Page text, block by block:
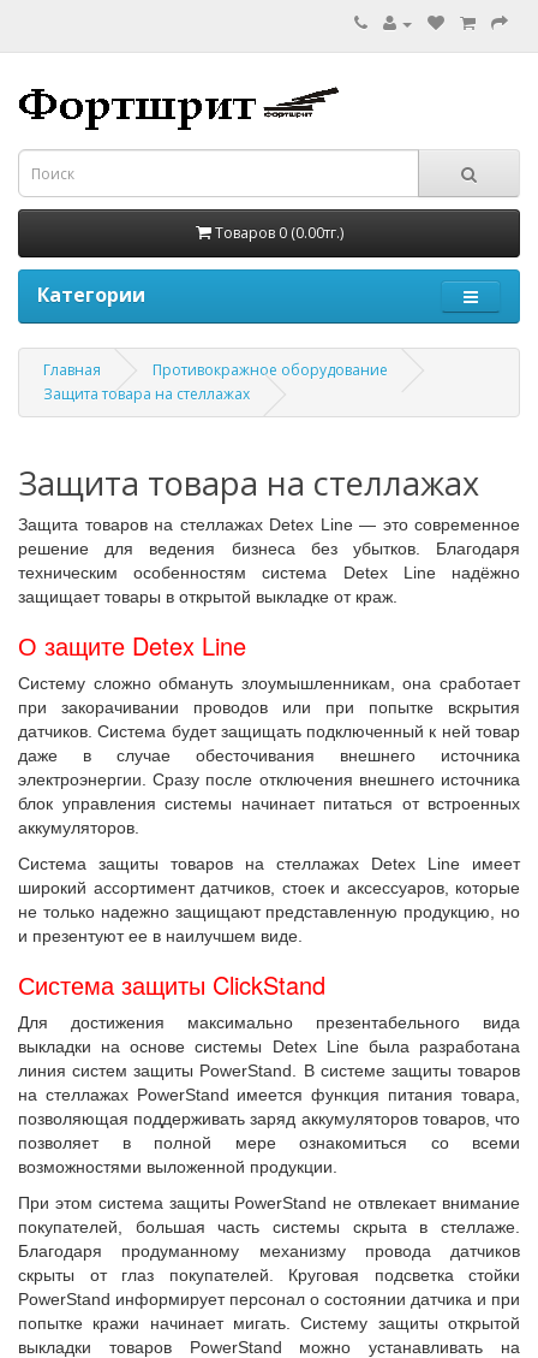
Товаров 0 (0.00тг.)
Категории
Главная
Противокражное оборудование
Защита товара на стеллажах
Защита товара на стеллажах
Защита товаров на стеллажах Detex Line — это современное
решение для ведения бизнеса без убытков. Благодаря
техническим особенностям система Detex Line надёжно
защищает товары в открытой выкладке от краж.
О защите Detex Line
Систему сложно обмануть злоумышленникам, она сработает
при закорачивании проводов или при попытке вскрытия
датчиков. Система будет защищать подключенный к ней товар
даже в случае обесточивания внешнего источника
электроэнергии. Сразу после отключения внешнего источника
блок управления системы начинает питаться от встроенных
аккумуляторов.
Система защиты товаров на стеллажах Detex Line имеет
широкий ассортимент датчиков, стоек и аксессуаров, которые
не только надежно защищают представленную продукцию, но
и презентуют ее в наилучшем виде.
Система защиты ClickStand
Для достижения максимально презентабельного вида
выкладки на основе системы Detex Line была разработана
линия систем защиты PowerStand. В системе защиты товаров
на стеллажах PowerStand имеется функция питания товара,
позволяющая поддерживать заряд аккумуляторов товаров, что
позволяет в полной мере ознакомиться со всеми
возможностями выложенной продукции.
При этом система защиты PowerStand не отвлекает внимание
покупателей, большая часть системы скрыта в стеллаже.
Благодаря продуманному механизму провода датчиков
скрыты от глаз покупателей. Круговая подсветка стойки
PowerStand информирует персонал о состоянии датчика и при
попытке кражи начинает мигать. Систему защиты открытой
выкладки товаров PowerStand можно устанавливать на